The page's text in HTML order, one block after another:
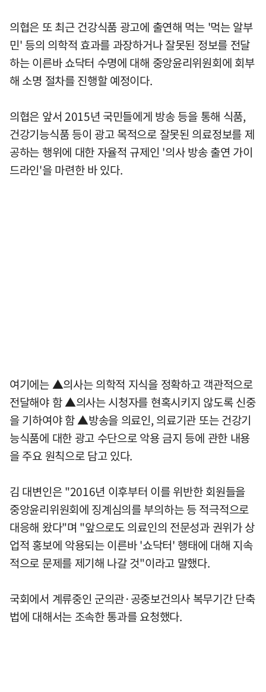
의협은 또 최근 건강식품 광고에 출연해 먹는 '먹는 알부
민' 등의 의학적 효과를 과장하거나 잘못된 정보를 전달
하는 이른바 쇼닥터 수명에 대해 중앙윤리위원회에 회부
해 소명 절차를 진행할 예정이다.
의협은 앞서 2015년 국민들에게 방송 등을 통해 식품,
건강기능식품 등이 광고 목적으로 잘못된 의료정보를 제
공하는 행위에 대한 자율적 규제인 '의사 방송 출연 가이
드라인'을 마련한 바 있다.
여기에는 ▲의사는 의학적 지식을 정확하고 객관적으로
전달해야 함 ▲의사는 시청자를 현혹시키지 않도록 신중
을 기하여야 함 ▲방송을 의료인, 의료기관 또는 건강기
능식품에 대한 광고 수단으로 악용 금지 등에 관한 내용
을 주요 원칙으로 담고 있다.
김 대변인은 "2016년 이후부터 이를 위반한 회원들을
중앙윤리위원회에 징계심의를 부의하는 등 적극적으로
대응해 왔다"며 "앞으로도 의료인의 전문성과 권위가 상
업적 홍보에 악용되는 이른바 '쇼닥터' 행태에 대해 지속
적으로 문제를 제기해 나갈 것"이라고 말했다.
국회에서 계류중인 군의관·공중보건의사 복무기간 단축
법에 대해서는 조속한 통과를 요청했다.